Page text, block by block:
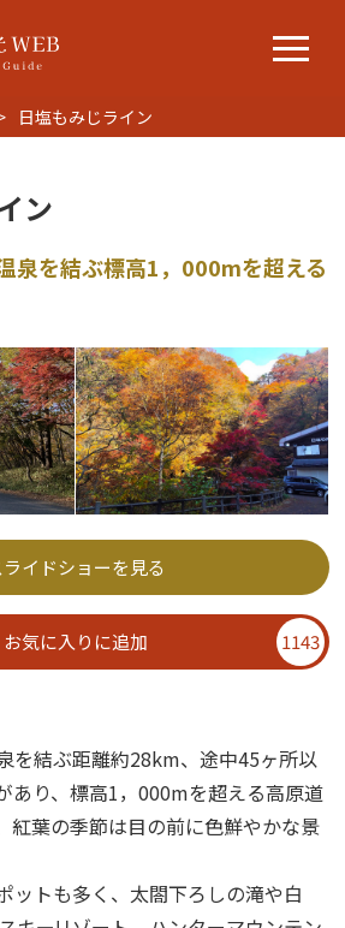
日塩もみじライン
ン
泉を結ぶ標高1，000mを超える
ライドショーを見る
お気に入りに追加 1143
を結ぶ距離約28km、途中45ヶ所以
あり、標高1，000mを超える高原道
紅葉の季節は目の前に色鮮やかな景
ットも多く、太閤下ろしの滝や白